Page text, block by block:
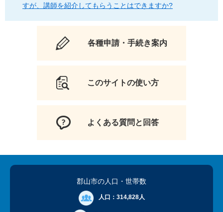
すが、講師を紹介してもらうことはできますか?
各種申請・手続き案内
このサイトの使い方
よくある質問と回答
郡山市の人口 ・世帯数
人口： 314,828人